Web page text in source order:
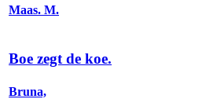
Maas. M.
Boe zegt de koe.
Bruna,